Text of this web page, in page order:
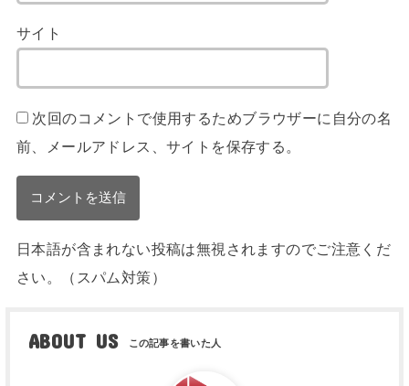
サイト
次回のコメントで使用するためブラウザーに自分の名
前、メールアドレス、サイトを保存する。
日本語が含まれない投稿は無視されますのでご注意くだ
さい。（スパム対策）
ABOUT US